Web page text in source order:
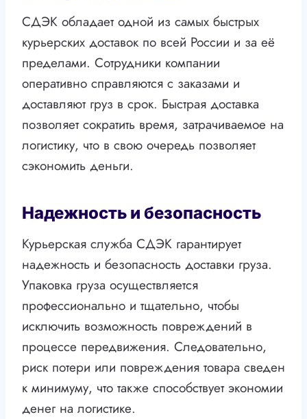
СДЭК обладает одной из самых быстрых
курьерских доставок по всей России и за её
пределами. Сотрудники компании
оперативно справляются с заказами и
доставляют груз в срок. Быстрая доставка
позволяет сократить время, затрачиваемое на
логистику, что в свою очередь позволяет
сэкономить деньги.
Надежность и безопасность
Курьерская служба СДЭК гарантирует
надежность и безопасность доставки груза.
Упаковка груза осуществляется
профессионально и тщательно, чтобы
исключить возможность повреждений в
процессе передвижения. Следовательно,
риск потери или повреждения товара сведен
к минимуму, что также способствует экономии
денег на логистике.